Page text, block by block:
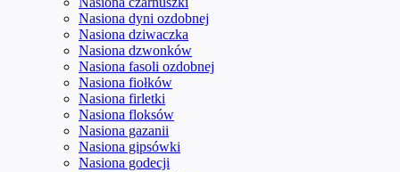
Nasiona dyni ozdobnej
Nasiona dziwaczka
Nasiona dzwonków
Nasiona fasoli ozdobnej
Nasiona fiołków
Nasiona firletki
Nasiona floksów
Nasiona gazanii
Nasiona gipsówki
Nasiona godecji